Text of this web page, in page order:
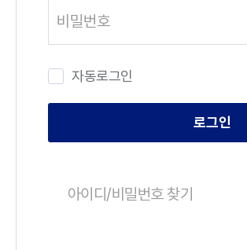
자동로그인
로그인
아이디/비밀번호 찾기